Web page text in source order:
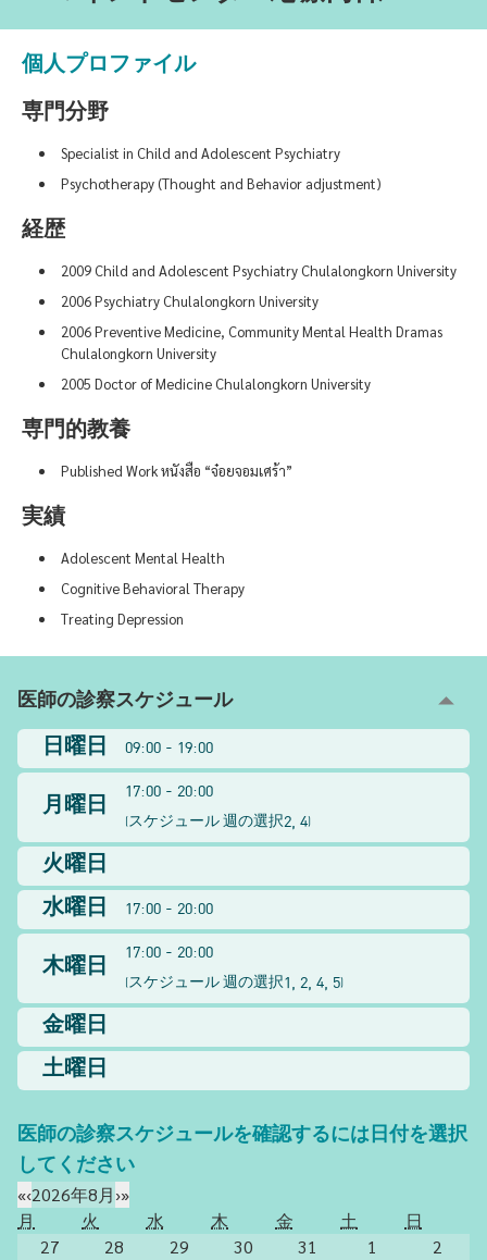
個人プロファイル
専門分野
Specialist in Child and Adolescent Psychiatry
Psychotherapy (Thought and Behavior adjustment)
経歴
2009 Child and Adolescent Psychiatry Chulalongkorn University
2006 Psychiatry Chulalongkorn University
2006 Preventive Medicine, Community Mental Health Dramas
Chulalongkorn University
2005 Doctor of Medicine Chulalongkorn University
専門的教養
Published Work หนังสือ “จ๋อยจอมเศร้า”
実績
Adolescent Mental Health
Cognitive Behavioral Therapy
Treating Depression
医師の診察スケジュール
日曜日 09:00 - 19:00
月曜日
17:00 - 20:00
(スケジュール 週の選択2, 4)
火曜日
水曜日
17:00 - 20:00
木曜日
17:00 - 20:00
(スケジュール 週の選択1, 2, 4, 5)
金曜日
土曜日
医師の診察スケジュールを確認するには日付を選択
してください
«‹2026年8月›»
月
火 水 木 金 土
日
27
28 29 30 31 1
2